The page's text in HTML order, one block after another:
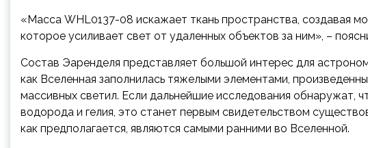
«Масса WHL0137-08 искажает ткань пространства, создавая
которое усиливает свет от удаленных объектов за ним», –
Состав Эаренделя представляет большой интерес для
как Вселенная заполнилась тяжелыми элементами,
массивных светил. Если дальнейшие исследования обнаружат,
водорода и гелия, это станет первым свидетельством
как предполагается, являются самыми ранними во Вселенной.